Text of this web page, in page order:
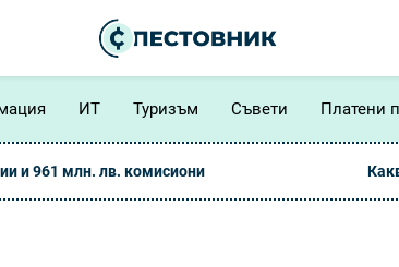
ИТ Туризъм Съвети Платени
и 961 млн. лв. комисиони